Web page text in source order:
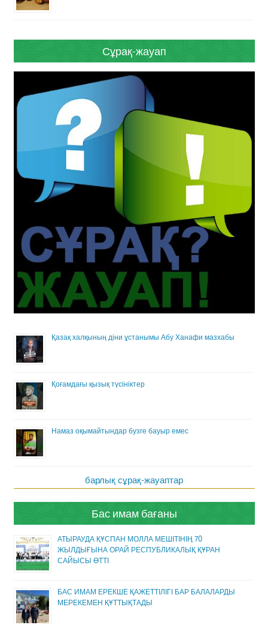
Сұрақ-жауап
Қазақ халқының діни ұстанымы Абу Ханафи мазхабы
Қоғамдағы қызық түсініктер
Намаз оқымайтындар бузге бауыр емес
барлық сұрақ-жауаптар
Бас имам бағаны
АТЫРАУДА ҚҰСПАН МОЛЛА МЕШІТІНІҢ 70
ЖЫЛДЫҒЫНА ОРАЙ РЕСПУБЛИКАЛЫҚ ҚҰРАН
САЙЫСЫ ӨТТІ
БАС ИМАМ ЕРЕКШЕ ҚАЖЕТТІЛІГІ БАР БАЛАЛАРДЫ
МЕРЕКЕМЕН ҚҰТТЫҚТАДЫ